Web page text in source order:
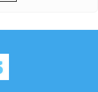
narednim danima ili